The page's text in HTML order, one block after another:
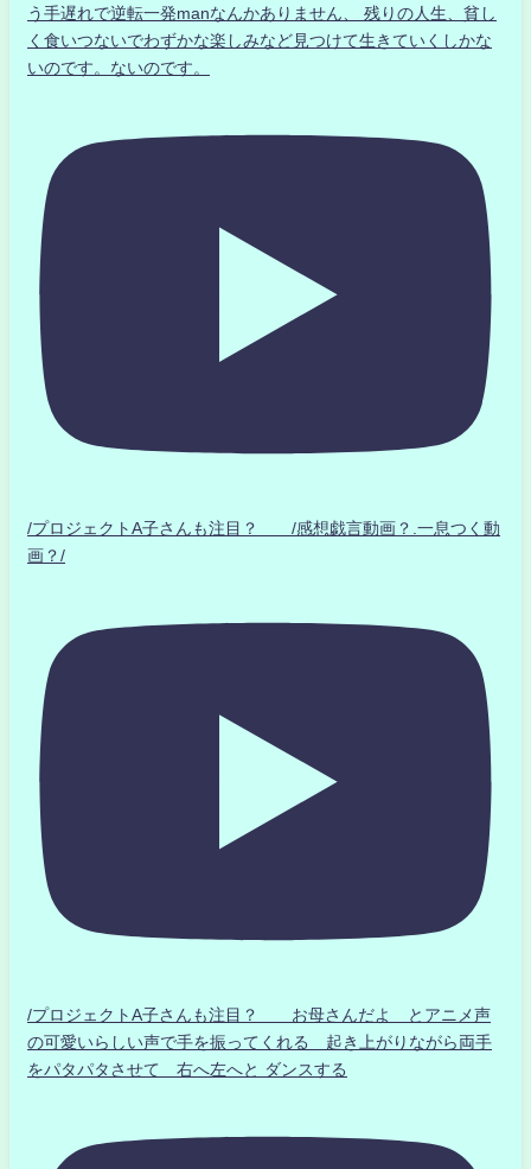
う手遅れで逆転一発manなんかありません、 残りの人生、貧し
く食いつないでわずかな楽しみなど見つけて生きていくしかな
いのです。ないのです。
/プロジェクトA子さんも注目？ /感想戯言動画？.一息つく動
画？/
/プロジェクトA子さんも注目？ お母さんだよ とアニメ声
の可愛いらしい声で手を振ってくれる 起き上がりながら両手
をパタパタさせて 右へ左へと ダンスする